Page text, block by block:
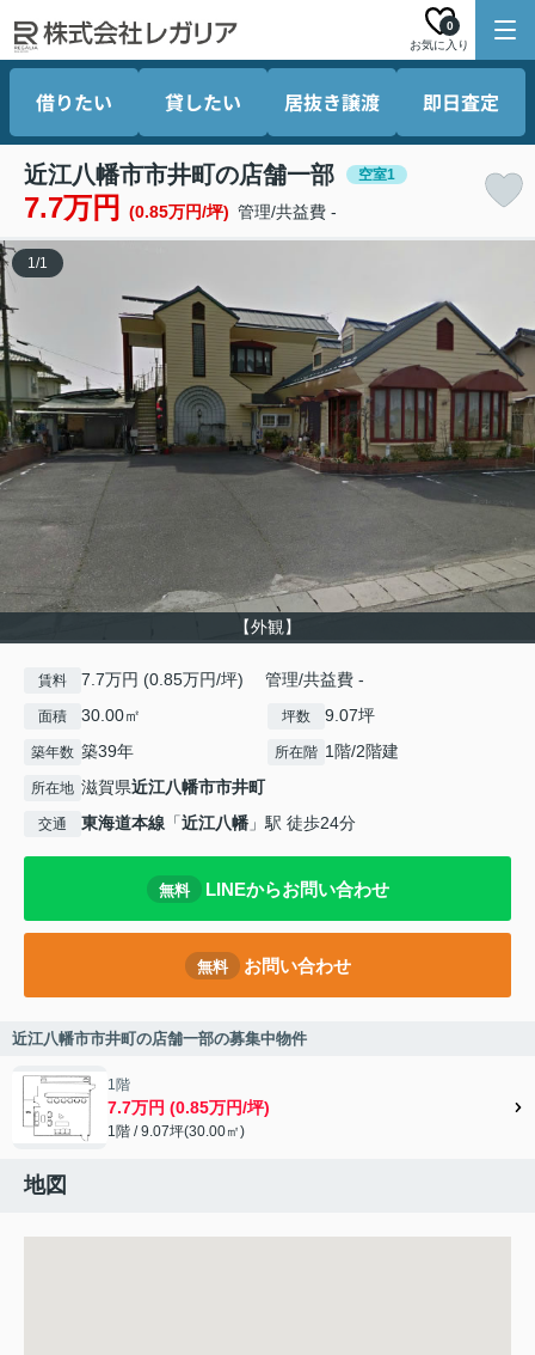
お気に入り
0
借りたい 貸したい 居抜き譲渡 即日査定
近江八幡市市井町の店舗一部 空室1
7.7万円 (0.85万円/坪) 管理/共益費 -
【外観】
1 /1
賃料 7.7万円 (0.85万円/坪) 管理/共益費 -
面積 30.00㎡ 坪数 9.07坪
築年数 築39年 所在階 1階/2階建
所在地 滋賀県近江八幡市市井町
交通 東海道本線 「近江八幡 」駅 徒歩24分
無料 LINEからお問い合わせ
無料 お問い合わせ
近江八幡市市井町の店舗一部の募集中物件
1階
7.7万円 (0.85万円/坪)
1階 / 9.07坪(30.00㎡)
地図